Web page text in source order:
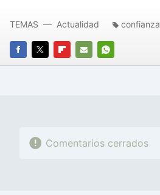
FACEBOOK
TWITTERFLIPBOARD
E-
WHATSAPP
TEMAS Actualidad confianza
Comentarios cerrados